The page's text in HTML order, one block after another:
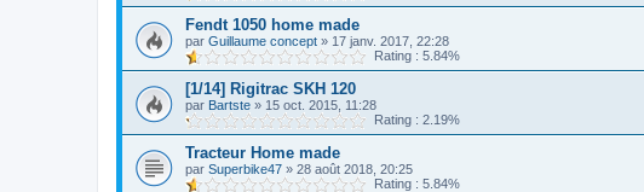
Fendt 1050 home made
par Guillaume concept » 17 janv. 2017, 22:28
Rating : 5.84%
[1/14] Rigitrac SKH 120
par Bartste » 15 oct. 2015, 11:28
Rating : 2.19%
Tracteur Home made
par Superbike47 » 28 août 2018, 20:25
Rating : 5.84%